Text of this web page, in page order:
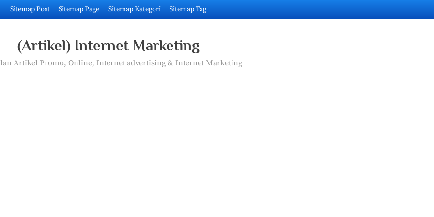
Sitemap Post Sitemap Page Sitemap Kategori Sitemap Tag
(Artikel) Internet Marketing
Artikel Promo, Online, Internet advertising & Internet Marketing